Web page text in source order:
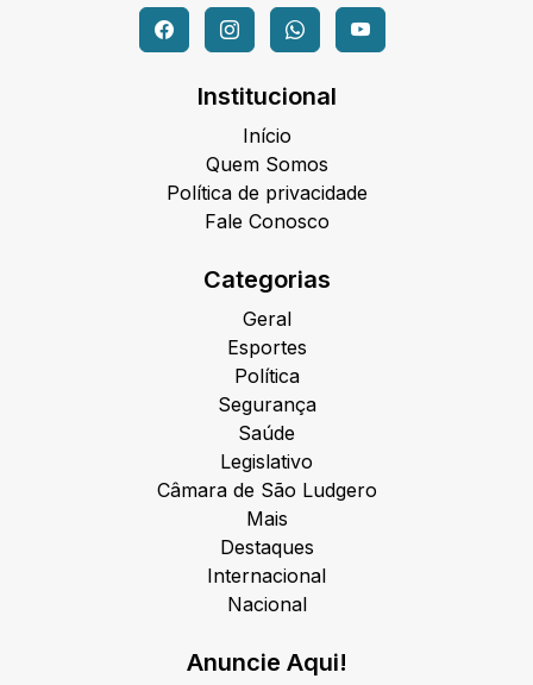
Institucional
Início
Quem Somos
Política de privacidade
Fale Conosco
Categorias
Geral
Esportes
Política
Segurança
Saúde
Legislativo
Câmara de São Ludgero
Mais
Destaques
Internacional
Nacional
Anuncie Aqui!